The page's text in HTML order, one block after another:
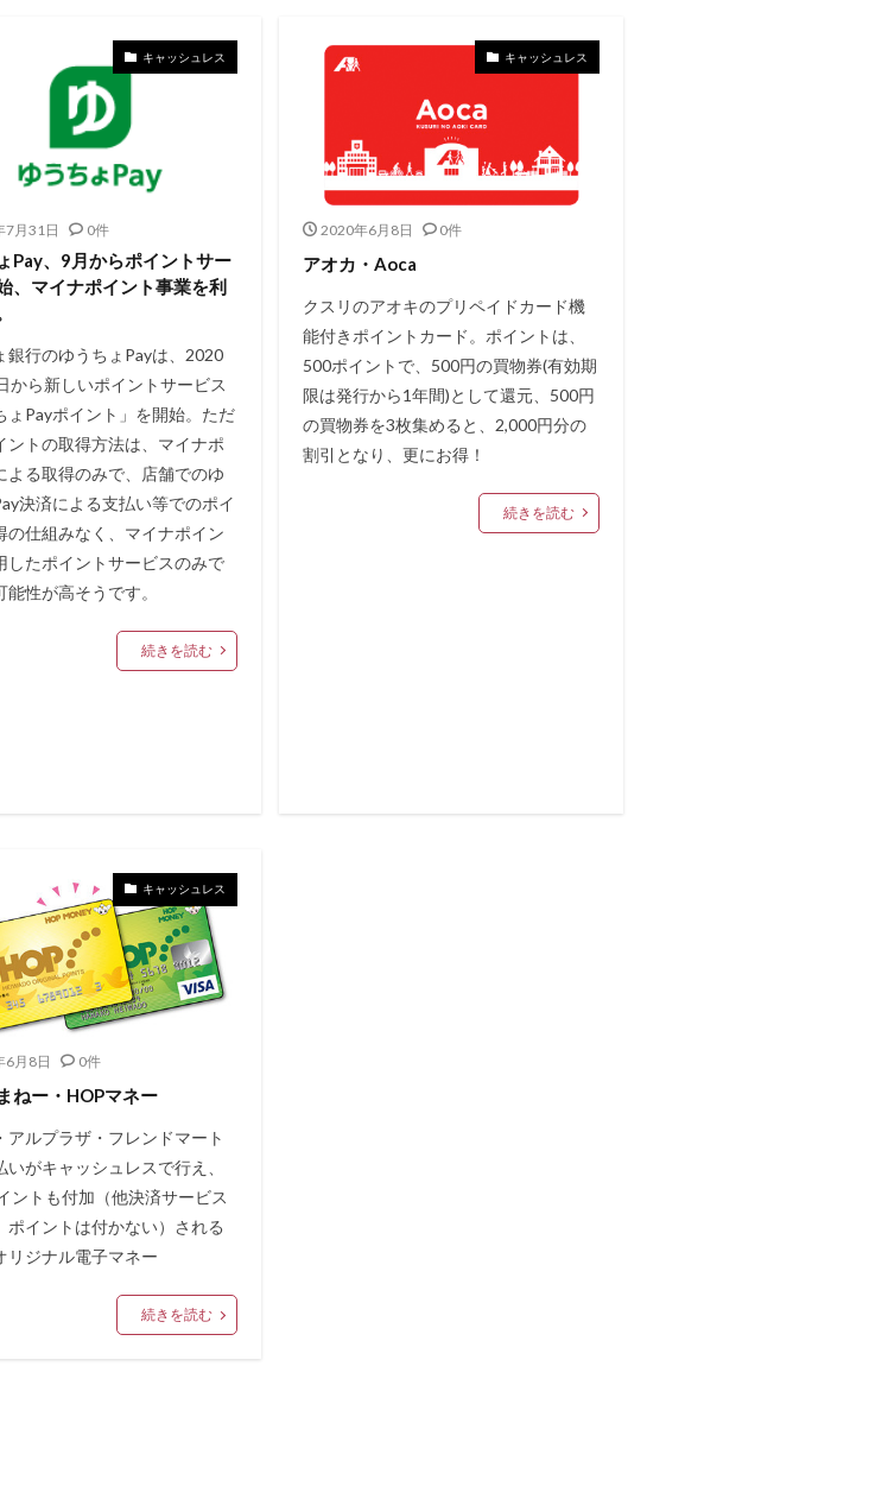
キャッシュレス
7月31日 0件
Pay、9月からポイントサー
、マイナポイント事業を利
銀行のゆうちょPayは、2020
から新しいポイントサービス
ょPayポイント」を開始。ただ
ントの取得方法は、マイナポ
よる取得のみで、店舗でのゆ
決済による支払い等でのポイ
の仕組みなく、マイナポイン
したポイントサービスのみで
能性が高そうです。
続きを読む
キャッシュレス
2020年6月8日 0件
アオカ・Aoca
クスリのアオキのプリペイドカード機
能付きポイントカード。ポイントは、
500ポイントで、500円の買物券(有効期
限は発行から1年間)として還元、500円
の買物券を3枚集めると、2,000円分の
割引となり、更にお得！
続きを読む
キャッシュレス
6月8日 0件
ねー・HOPマネー
アルプラザ・フレンドマート
いがキャッシュレスで行え、
ントも付加（他決済サービス
ポイントは付かない）される
リジナル電子マネー
続きを読む